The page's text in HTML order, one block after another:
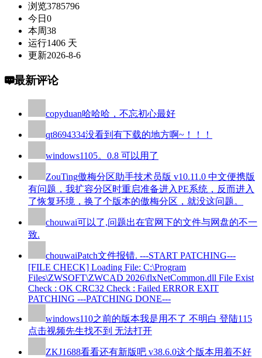
浏览3785796
今日 0
本周38
运行1406 天
更新2026-8-6
最新评论
copyduan哈哈哈，不忘初心最好
qt8694334没看到有下载的地方啊~！！！
windows1105。0.8 可以用了
ZouTing傲梅分区助手技术员版 v10.11.0 中文便携版
有问题，我扩容分区时重启准备进入PE系统，反而进入
了恢复环境，换了个版本的傲梅分区，就没这问题。
chouwai可以了,问题出在官网下的文件与网盘的不一
致.
chouwaiPatch文件报错. ---START PATCHING---
[FILE CHECK] Loading File: C:\Program
Files\ZWSOFT\ZWCAD 2026\flxNetCommon.dll File Exist
Check : OK CRC32 Check : Failed ERROR EXIT
PATCHING ---PATCHING DONE---
windows110之前的版本我是用不了 不明白 登陆115
点击视频先生找不到 无法打开
ZKJ1688看看还有新版吧 v38.6.0这个版本用着不好